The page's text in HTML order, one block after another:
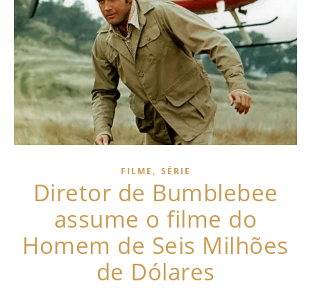
FILME , SÉRIE
Diretor de Bumblebee
assume o filme do
Homem de Seis Milhões
de Dólares